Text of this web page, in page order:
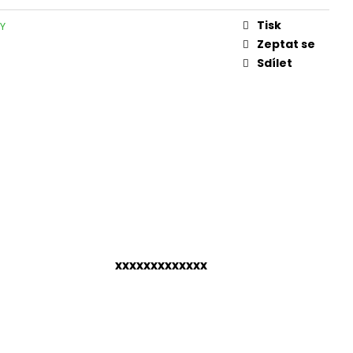
Tisk
Zeptat se
Sdílet
xxxxxxxxxxxxx